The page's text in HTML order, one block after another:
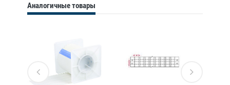
Аналогичные товары